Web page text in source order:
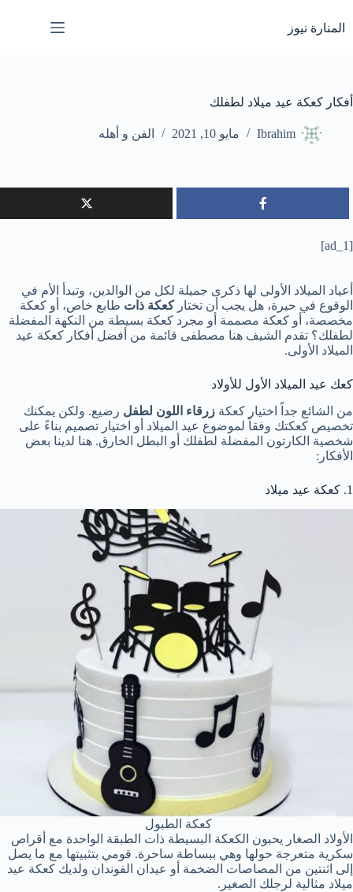
إلى
المحتوى
المنارة نيوز
أفكار كعكة عيد ميلاد لطفلك
Ibrahim مايو 10, 2021 الفن و أهله
[ad_1]
أعياد الميلاد الأولى لها ذكرى جميلة لكل من الوالدين، وتبدأ الأم في
الوقوع في حيرة، هل يجب أن تختاركعكة ذات طابع خاص، أو كعكة
مخصصة، أو كعكة مصممة أو مجرد كعكة بسيطة من النكهة المفضلة
لطفلك؟ تقدم الشيف هنا مصطفى قائمة من أفضل أفكار كعكة عيد
الميلاد الأولى.
كعك عيد الميلاد الأول للأولاد
من الشائع جداً اختيار كعكة زرقاء اللون لطفل رضيع. ولكن يمكنك
تخصيص كعكتك وفقاً لموضوع عيد الميلاد أو اختيار تصميم بناءً على
شخصية الكارتون المفضلة لطفلك أو البطل الخارق. هنا لدينا بعض
الأفكار:
1. كعكة عيد ميلاد
كعكة الطبول
الأولاد الصغار يحبون الكعكة البسيطة ذات الطبقة الواحدة مع أقراص
سكرية متعرجة حولها وهي ببساطة ساحرة. قومي بتثبيتها مع ما يصل
إلى اثنتين من المصاصات الضخمة أو عيدان الفوندان ولديك كعكة عيد
ميلاد مثالية لرجلك الصغير.